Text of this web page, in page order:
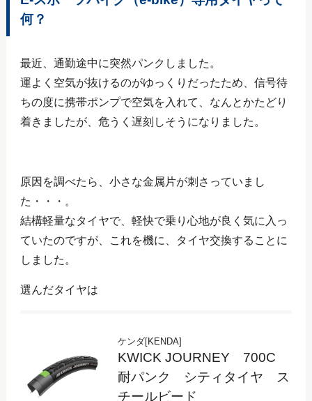
何？
最近、通勤途中に突然パンクしました。
運よく空気が抜けるのがゆっくりだったため、信号待
ちの度に携帯ポンプで空気を入れて、なんとかたどり
着きましたが、危うく遅刻しそうになりました。
原因を調べたら、小さな金属片が刺さっていまし
た・・・。
結構軽量なタイヤで、軽快で乗り心地が良く気に入っ
ていたのですが、これを機に、タイヤ交換することに
しました。
選んだタイヤは
ケンダ[KENDA]
KWICK JOURNEY 700C
耐パンク シティタイヤ ス
チールビード